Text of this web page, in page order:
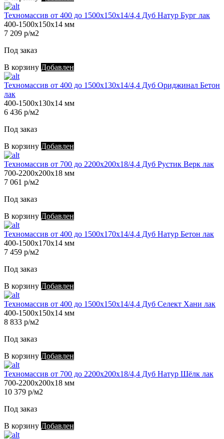
Техномассив от 400 до 1500х150х14/4,4 Дуб Натур Бург лак
400-1500х150х14 мм
7 209 р/м2
Под заказ
В корзину Добавлен
Техномассив от 400 до 1500х130х14/4,4 Дуб Ориджинал Бетон
лак
400-1500х130х14 мм
6 436 р/м2
Под заказ
В корзину Добавлен
Техномассив от 700 до 2200х200х18/4,4 Дуб Рустик Верк лак
700-2200х200х18 мм
7 061 р/м2
Под заказ
В корзину Добавлен
Техномассив от 400 до 1500х170х14/4,4 Дуб Натур Бетон лак
400-1500х170х14 мм
7 459 р/м2
Под заказ
В корзину Добавлен
Техномассив от 400 до 1500х150х14/4,4 Дуб Селект Хани лак
400-1500х150х14 мм
8 833 р/м2
Под заказ
В корзину Добавлен
Техномассив от 700 до 2200х200х18/4,4 Дуб Натур Шёлк лак
700-2200х200х18 мм
10 379 р/м2
Под заказ
В корзину Добавлен